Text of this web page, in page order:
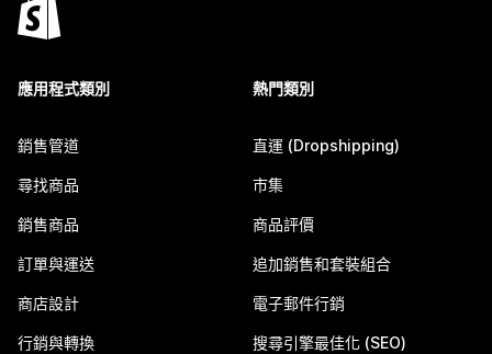
應用程式類別
銷售管道
尋找商品
銷售商品
訂單與運送
商店設計
行銷與轉換
熱門類別
直運 (Dropshipping)
市集
商品評價
追加銷售和套裝組合
電子郵件行銷
搜尋引擎最佳化 (SEO)